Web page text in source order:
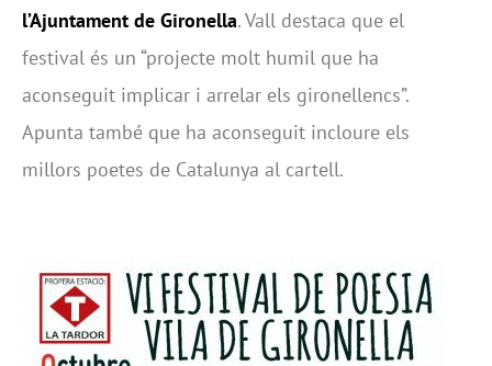
l’Ajuntament de Gironella. Vall destaca que el
festival és un “projecte molt humil que ha
aconseguit implicar i arrelar els gironellencs”.
Apunta també que ha aconseguit incloure els
millors poetes de Catalunya al cartell.